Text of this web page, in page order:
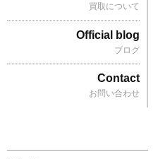
買取について
Official blog
ブログ
Contact
お問い合わせ